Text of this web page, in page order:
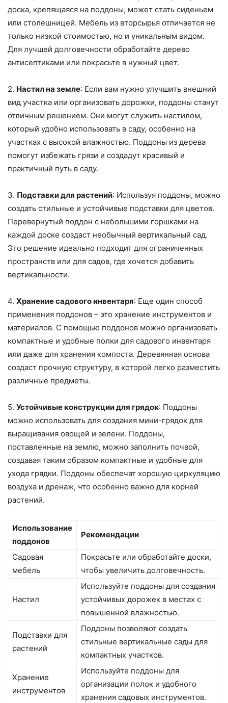
доска, крепящаяся на поддоны, может стать сиденьем
или столешницей. Мебель из вторсырья отличается не
только низкой стоимостью, но и уникальным видом.
Для лучшей долговечности обработайте дерево
антисептиками или покрасьте в нужный цвет.
2. Настил на земле: Если вам нужно улучшить внешний
вид участка или организовать дорожки, поддоны станут
отличным решением. Они могут служить настилом,
который удобно использовать в саду, особенно на
участках с высокой влажностью. Поддоны из дерева
помогут избежать грязи и создадут красивый и
практичный путь в саду.
3. Подставки для растений: Используя поддоны, можно
создать стильные и устойчивые подставки для цветов.
Перевернутый поддон с небольшими горшками на
каждой доске создаст необычный вертикальный сад.
Это решение идеально подходит для ограниченных
пространств или для садов, где хочется добавить
вертикальности.
4. Хранение садового инвентаря: Еще один способ
применения поддонов – это хранение инструментов и
материалов. С помощью поддонов можно организовать
компактные и удобные полки для садового инвентаря
или даже для хранения компоста. Деревянная основа
создаст прочную структуру, в которой легко разместить
различные предметы.
5. Устойчивые конструкции для грядок: Поддоны
можно использовать для создания мини-грядок для
выращивания овощей и зелени. Поддоны,
поставленные на землю, можно заполнить почвой,
создавая таким образом компактные и удобные для
ухода грядки. Поддоны обеспечат хорошую циркуляцию
воздуха и дренаж, что особенно важно для корней
растений.
Использование
поддонов
Рекомендации
Садовая
мебель
Покрасьте или обработайте доски,
чтобы увеличить долговечность.
Настил
Используйте поддоны для создания
устойчивых дорожек в местах с
повышенной влажностью.
Подставки для
растений
Поддоны позволяют создать
стильные вертикальные сады для
компактных участков.
Хранение
инструментов
Используйте поддоны для
организации полок и удобного
хранения садовых инструментов.